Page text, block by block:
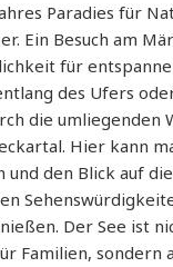
Paradies für
Ein Besuch am
für
des Ufers
die umliegenden
Hier kann
und den Blick auf die
Der See ist
Familien, sondern